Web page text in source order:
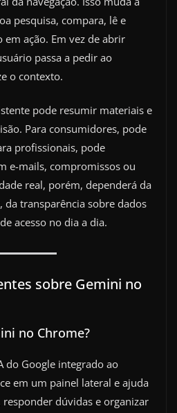
pesquisa, compara, lê e
ação. Em vez de abrir
passa a pedir ao
o contexto.
pode resumir materiais e
Para consumidores, pode
profissionais, pode
e-mails, compromissos ou
real, porém, dependerá da
da transparência sobre dados
acesso no dia a dia.
sobre Gemini no
no Chrome?
do Google integrado ao
em um painel lateral e ajuda
dúvidas e organizar